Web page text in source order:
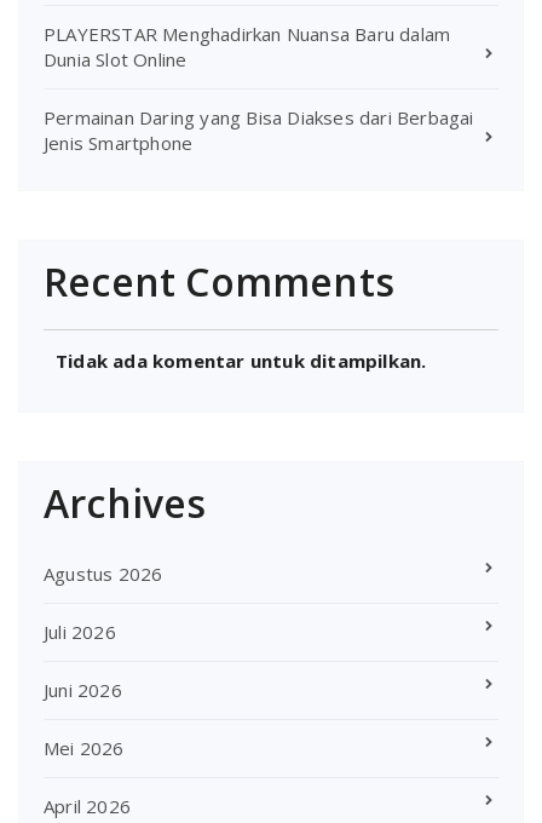
PLAYERSTAR Menghadirkan Nuansa Baru dalam
Dunia Slot Online
Permainan Daring yang Bisa Diakses dari Berbagai
Jenis Smartphone
Recent Comments
Tidak ada komentar untuk ditampilkan.
Archives
Agustus 2026
Juli 2026
Juni 2026
Mei 2026
April 2026